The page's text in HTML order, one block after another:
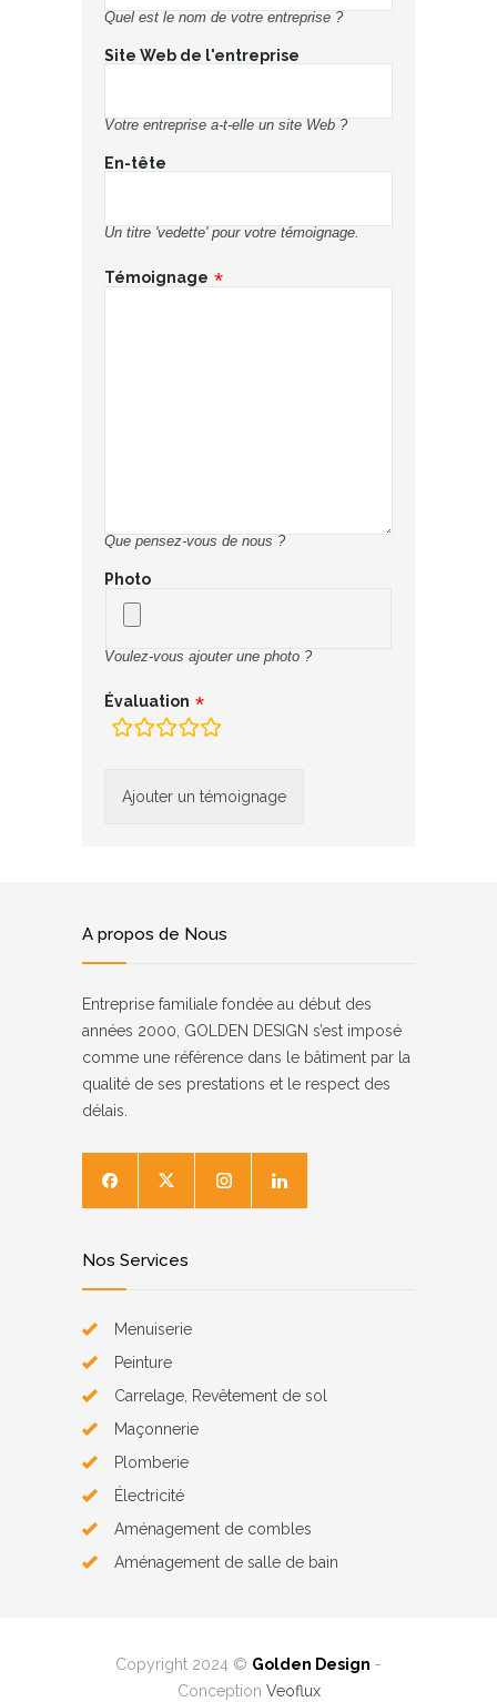
Quel est le nom de votre entreprise ?
Site Web de l'entreprise
Votre entreprise a-t-elle un site Web ?
En-tête
Un titre 'vedette' pour votre témoignage.
Témoignage
Que pensez-vous de nous ?
Photo
Voulez-vous ajouter une photo ?
Évaluation
champs
d’évaluation
A propos de Nous
Entreprise familiale fondée au début des
années 2000, GOLDEN DESIGN s’est imposé
comme une référence dans le bâtiment par la
qualité de ses prestations et le respect des
délais.
Nos Services
Menuiserie
Peinture
Carrelage, Revêtement de sol
Maçonnerie
Plomberie
Électricité
Aménagement de combles
Aménagement de salle de bain
Copyright 2024 © Golden Design -
Conception Veoflux